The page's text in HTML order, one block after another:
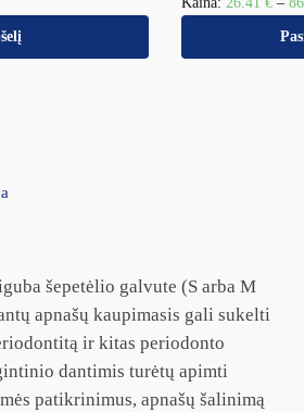
šepetėlio galvute (S arba M
apnašų kaupimasis gali sukelti
ir kitas periodonto
dantimis turėtų apimti
patikrinimus, apnašų šalinimą